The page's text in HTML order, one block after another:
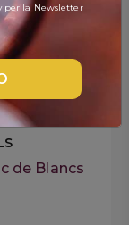
de Blancs
per la Newsletter